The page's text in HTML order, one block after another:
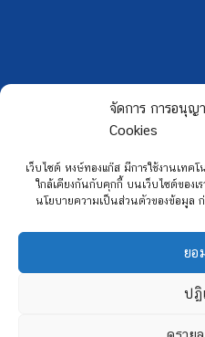
จัดการ การอนุญ
Cookies
เว็บไซต์ หงษ์ทองแก๊ส มีการใช้งานเท
ใกล้เคียงกันกับคุกกี้ บนเว็บไซต์ของเ
นโยบายความเป็นส่วนตัวของข้อมูล
ยอ
ปฏิ
Copyright 2026 ©